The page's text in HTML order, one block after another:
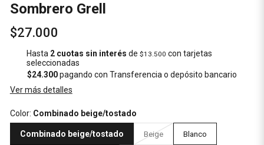
Sombrero Grell
$27.000
Hasta 2 cuotas sin interés de $13.500 con tarjetas
seleccionadas
$24.300pagando con Transferencia o depósito bancario
Ver más detalles
Color: Combinado beige/tostado
Combinado beige/tostado Beige Blanco